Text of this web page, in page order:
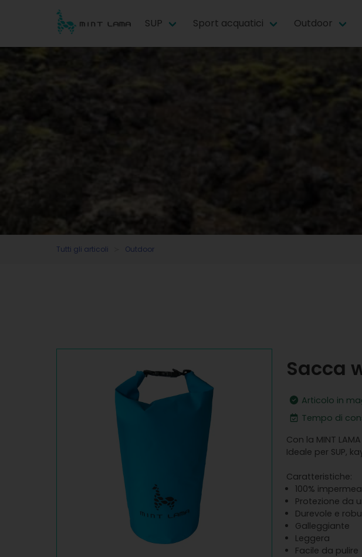
SUP Sport acquatici Outdoor
Tutti gli articoli Outdoor
Sacca
Articolo in
Tempo di
Con la MINT
Ideale per SUP,
Caratteristiche:
100%
Protezione da
Durevole e
Galleggiante
Leggera
Facile da pulire